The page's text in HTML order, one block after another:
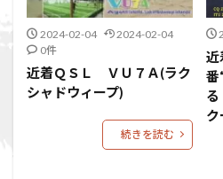
2024-02-04
2024-02-04
0件
近着ＱＳＬ ＶＵ７Ａ(ラク
シャドウィープ)
続きを読む
番
ク